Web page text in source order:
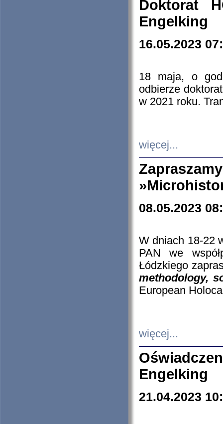
Doktorat
Engelking
16.05.2023
18 maja, o
odbierze
w 2021 roku.
więcej...
08.05.2023
W dniach 18-22
PAN we
Łódzkiego
methodology,
European
więcej...
Engelking
21.04.2023